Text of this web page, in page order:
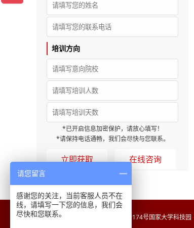
培训方向
*已开启信息加密保护，请放心填写！
*请保持电话通畅，我们会尽快与您联系。
在线咨询
地址： 重庆市沙坪坝区沙正街174号国家大学科技园
请您留言
感谢您的关注，当前客服人员不在
线，请填写一下您的信息，我们会
尽快和您联系。